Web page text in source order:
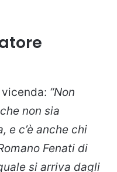
“Non
non sia
e c’è anche chi
Fenati di
si arriva dagli